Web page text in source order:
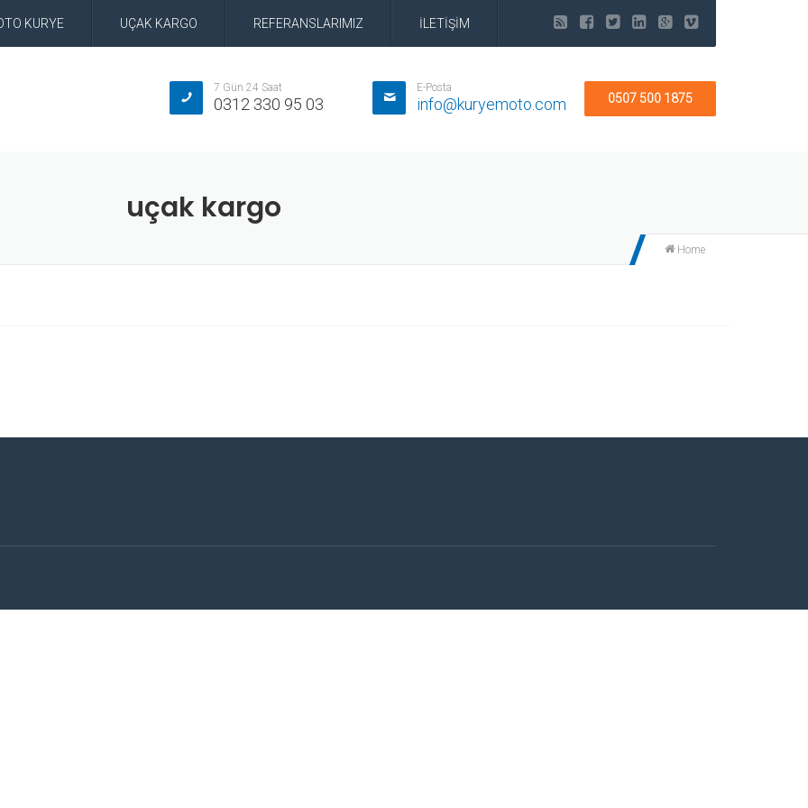
KURYE UÇAK KARGO REFERANSLARIMIZ İLETİŞİM
7 Gün 24 Saat
0312 330 95 03
E-Posta
info@kuryemoto.com 0507 500 1875
uçak kargo
Home